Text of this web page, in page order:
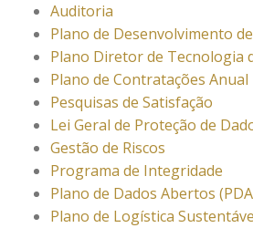
Auditoria
Plano de Desenvolvimento
Plano Diretor de Tecnologia
Plano de Contratações Anual
Pesquisas de Satisfação
Lei Geral de Proteção de
Gestão de Riscos
Programa de Integridade
Plano de Dados Abertos
Plano de Logística